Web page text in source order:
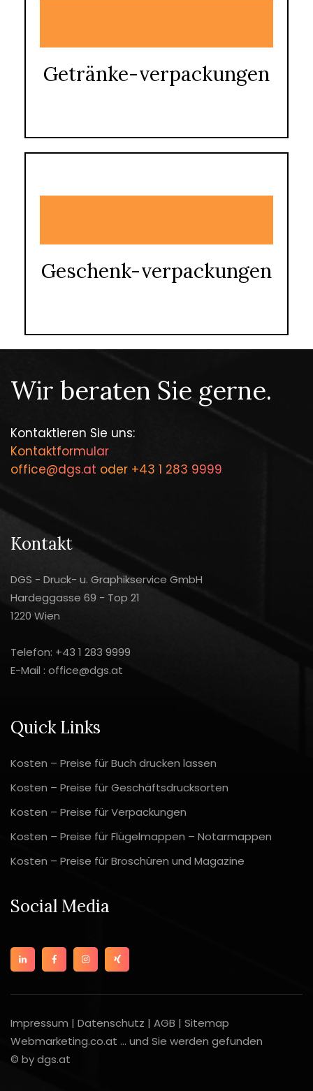
Getränke-verpackungen
Geschenk-verpackungen
Wir beraten Sie gerne.
Kontaktieren Sie uns:
Kontaktformular
office@dgs.at oder +43 1 283 9999
Kontakt
DGS - Druck- u. Graphikservice GmbH
Hardeggasse 69 - Top 21
1220 Wien
Telefon: +43 1 283 9999
E-Mail : office@dgs.at
Quick Links
Kosten – Preise für Buch drucken lassen
Kosten – Preise für Geschäftsdrucksorten
Kosten – Preise für Verpackungen
Kosten – Preise für Flügelmappen – Notarmappen
Kosten – Preise für Broschüren und Magazine
Social Media
Impressum | Datenschutz | AGB | Sitemap
Webmarketing.co.at ... und Sie werden gefunden
© by dgs.at